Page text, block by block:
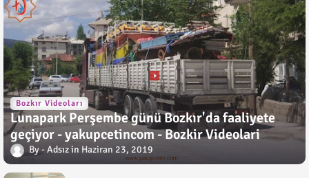
Bozkır Videoları
Lunapark Perşembe günü Bozkır'da faaliyete
geçiyor - yakupcetincom - Bozkir Videolari
Adsız Haziran 23, 2019